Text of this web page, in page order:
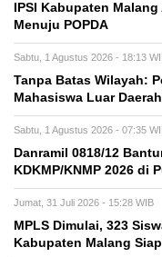
IPSI Kabupaten
Menuju POPDA
Sabtu, 1 Agustus 2026 - 18:13
Tanpa Batas Wilayah:
Mahasiswa Luar
Sabtu, 1 Agustus 2026 - 07:35
Danramil 0818/12
KDKMP/KNMP 2026 di
Jumat, 31 Juli 2026 - 15:28 WIB
MPLS Dimulai, 323
Kabupaten Malang